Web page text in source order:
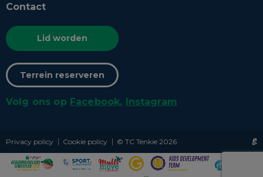
Contact
Lid worden
Terrein reserveren
Volg ons op Facebook, Instagram
Privacy policy Cookie policy © TC Tenkie 2026